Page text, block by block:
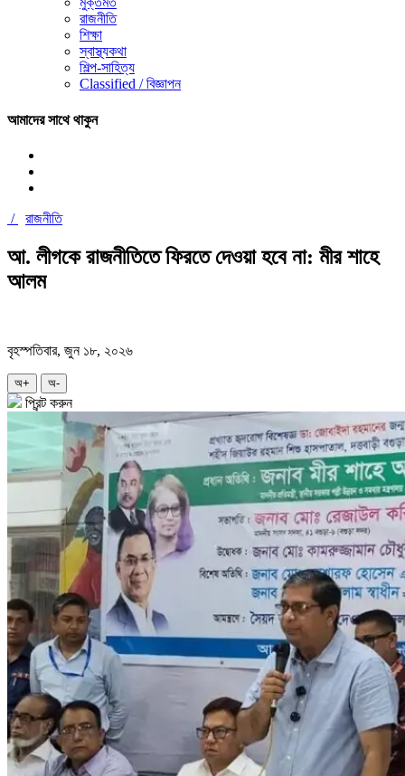
রাজনীতি
শিক্ষা
স্বাস্থ্যকথা
শিল্প-সাহিত্য
Classified / বিজ্ঞাপন
আমাদের সাথে থাকুন
/ রাজনীতি
আ. লীগকে রাজনীতিতে ফিরতে দেওয়া হবে না: মীর শাহে
আলম
বৃহস্পতিবার, জুন ১৮, ২০২৬
অ+ অ-
প্রিন্ট করুন